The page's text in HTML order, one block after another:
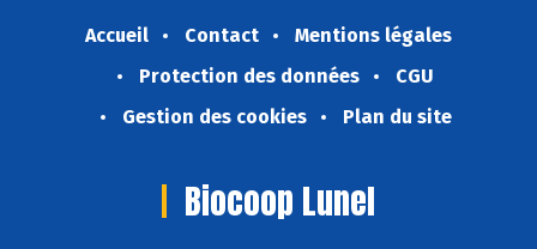
Accueil Contact
Mentions légales
Protection des données
CGU
Gestion des cookies
Plan du site
Biocoop Lunel